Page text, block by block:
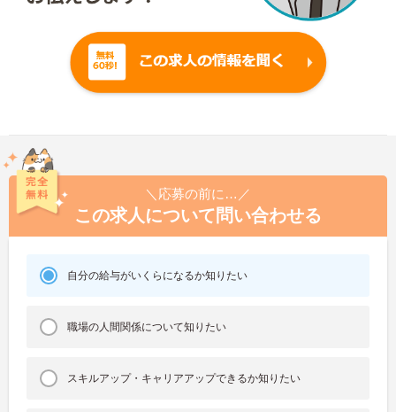
＼応募の前に…／
この求人について問い合わせる
自分の給与がいくらになるか知りたい
職場の人間関係について知りたい
スキルアップ・キャリアアップできるか知りたい